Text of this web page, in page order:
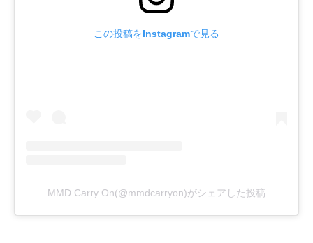
この投稿をInstagramで見る
MMD Carry On(@mmdcarryon)がシェアした投稿